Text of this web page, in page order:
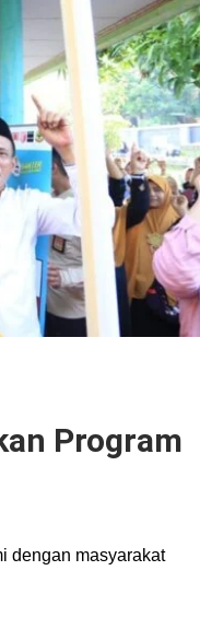
Program
dengan masyarakat